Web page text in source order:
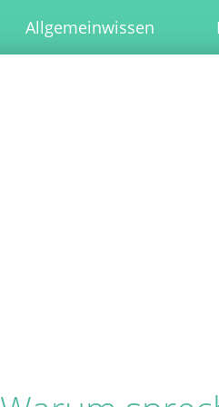
Allgemeinwissen